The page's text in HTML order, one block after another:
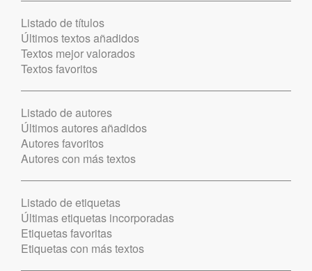
Listado de títulos
Últimos textos añadidos
Textos mejor valorados
Textos favoritos
Listado de autores
Últimos autores añadidos
Autores favoritos
Autores con más textos
Listado de etiquetas
Últimas etiquetas incorporadas
Etiquetas favoritas
Etiquetas con más textos